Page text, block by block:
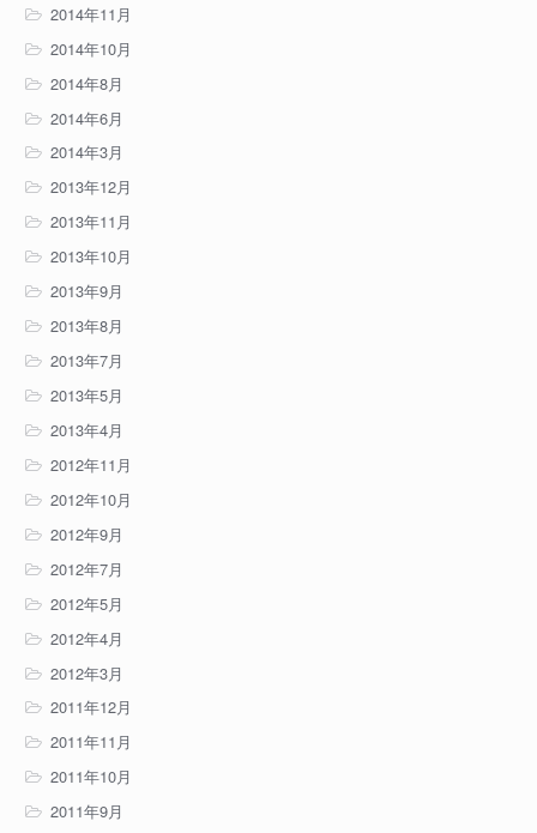
2014年11月
2014年10月
2014年8月
2014年6月
2014年3月
2013年12月
2013年11月
2013年10月
2013年9月
2013年8月
2013年7月
2013年5月
2013年4月
2012年11月
2012年10月
2012年9月
2012年7月
2012年5月
2012年4月
2012年3月
2011年12月
2011年11月
2011年10月
2011年9月